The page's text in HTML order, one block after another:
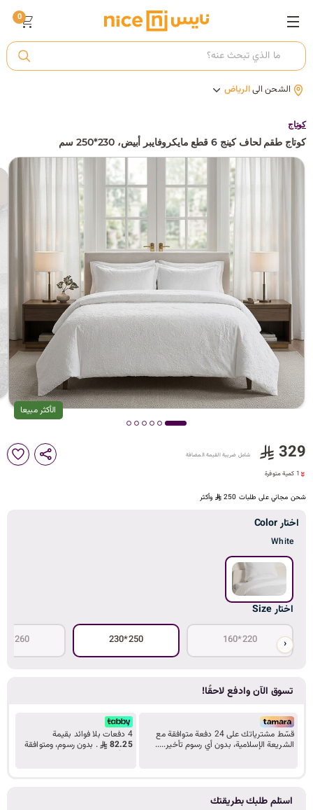
أ
د
ا
الشحن الىالرياض
0
كوتاج
كوتاج طقم لحاف كينج 6 قطع مايكروفايبر أبيض، 230*250 سم
الأكثر مبيعا
329 شامل ضريبة القيمة المضافة
1 كمية متوفرة
1 كمية متوفرة
شحن مجاني على طلبات 250 وأكثر
اختار Color
White
اختار Size
‹
220*160
250*230
260*250
تسوق الآن وادفع لاحقًا!
قسّط مشترياتك على 24 دفعة متوافقة مع
الشريعة الإسلامية، بدون أي رسوم تأخير.....
4 دفعات بلا فوائد بقيمة
82.25
. بدون رسوم، ومتوافقة
استلم طلبك بطريقتك